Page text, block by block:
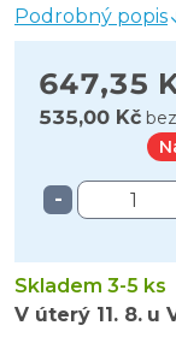
Podrobný popis
647,35
535,00 Kč
-
Skladem 3-5 ks
V úterý 11. 8. u